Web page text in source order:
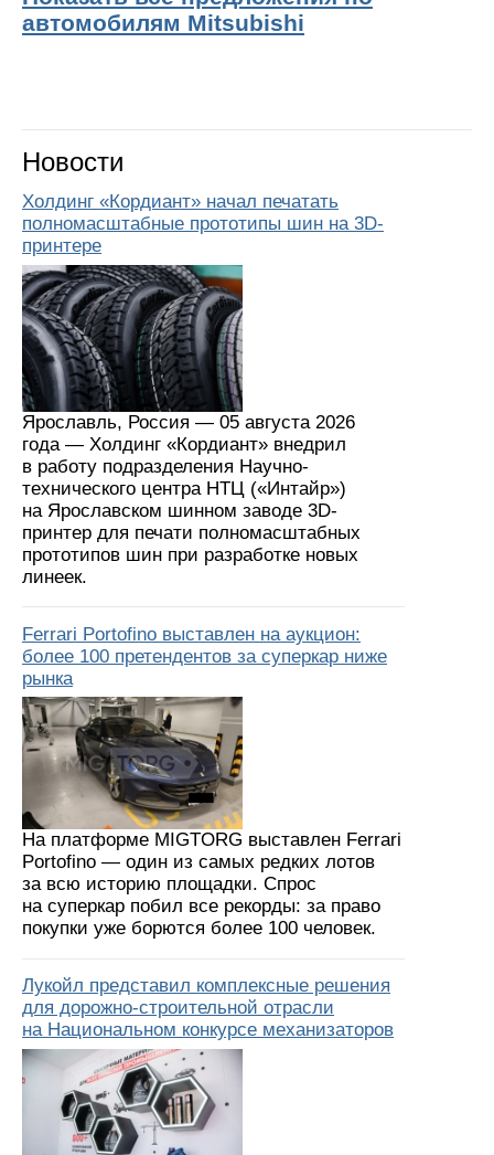
автомобилям Mitsubishi
Новости
Холдинг «Кордиант» начал печатать
полномасштабные прототипы шин на 3D-
принтере
Ярославль, Россия — 05 августа 2026
года — Холдинг «Кордиант» внедрил
в работу подразделения Научно-
технического центра НТЦ («Интайр»)
на Ярославском шинном заводе 3D-
принтер для печати полномасштабных
прототипов шин при разработке новых
линеек.
Ferrari Portofino выставлен на аукцион:
более 100 претендентов за суперкар ниже
рынка
На платформе MIGTORG выставлен Ferrari
Portofino — один из самых редких лотов
за всю историю площадки. Спрос
на суперкар побил все рекорды: за право
покупки уже борются более 100 человек.
Лукойл представил комплексные решения
для дорожно-строительной отрасли
на Национальном конкурсе механизаторов